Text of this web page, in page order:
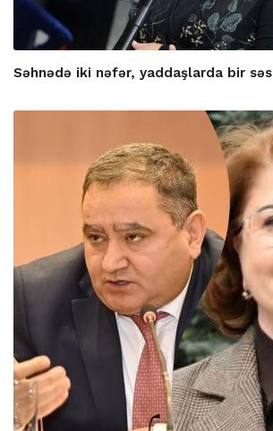
Səhnədə iki nəfər, yaddaşlarda bir səs